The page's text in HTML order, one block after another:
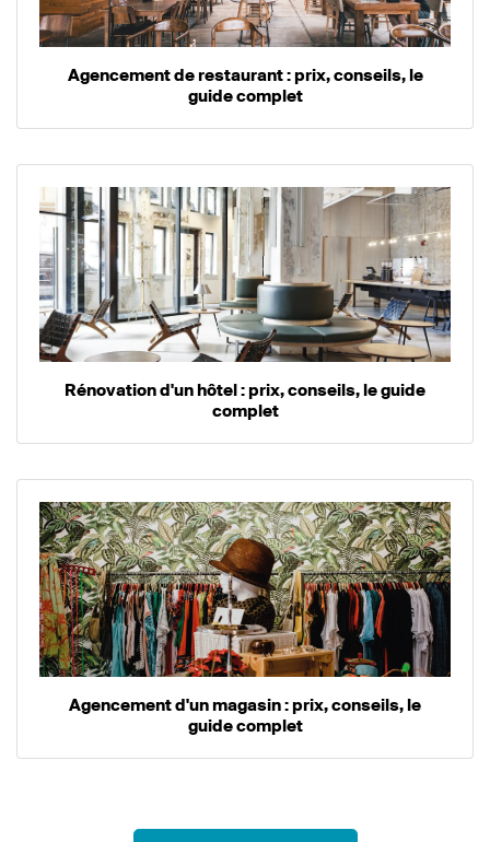
Agencement de restaurant : prix, conseils, le
guide complet
Rénovation d'un hôtel : prix, conseils, le guide
complet
Agencement d'un magasin : prix, conseils, le
guide complet